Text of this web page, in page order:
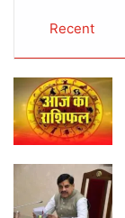
Recent